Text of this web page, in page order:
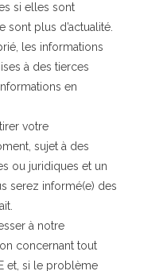
si elles sont
plus d’actualité.
les informations
à des tierces
en
votre
sujet à des
ou juridiques et un
serez informé(e) des
à notre
concernant tout
et, si le problème